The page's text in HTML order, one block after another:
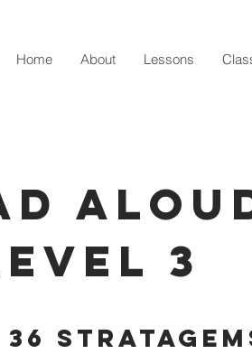
Home About Lessons
3
36